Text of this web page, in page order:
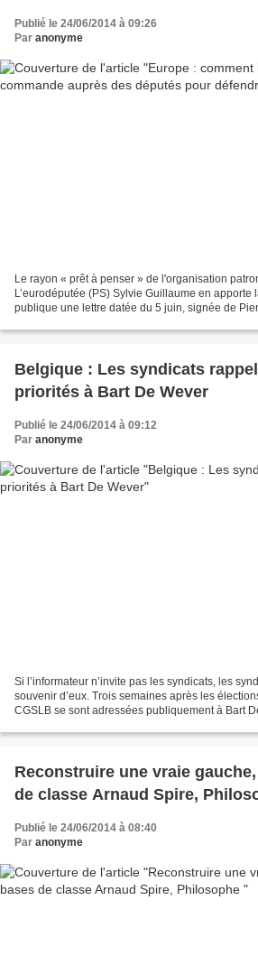
Publié le 24/06/2014 à 09:26
Par anonyme
Le rayon « prêt à penser » de l'organisation
L’eurodéputée (PS) Sylvie Guillaume en apporte
publique une lettre datée du 5 juin, signée de
Belgique : Les syndicats
priorités à Bart De Wever
Publié le 24/06/2014 à 09:12
Par anonyme
Si l’informateur n’invite pas les syndicats, les
souvenir d’eux. Trois semaines après les
CGSLB se sont adressées publiquement à Bart
Reconstruire une vraie
de classe Arnaud
Publié le 24/06/2014 à 08:40
Par anonyme